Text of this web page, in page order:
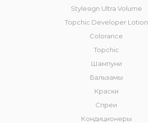
Stylesign Ultra Volume
Topchic Developer Lotion
Colorance
Topchic
Шампуни
Бальзамы
Краски
Спреи
Кондиционеры